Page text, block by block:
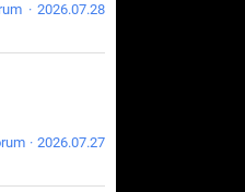
· 2026.07.28
· 2026.07.27